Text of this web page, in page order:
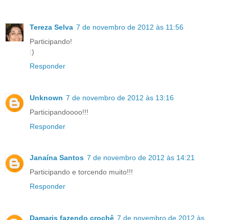
Tereza Selva 7 de novembro de 2012 às 11:56
Participando!
:)
Responder
Unknown 7 de novembro de 2012 às 13:16
Participandoooo!!!
Responder
Janaína Santos 7 de novembro de 2012 às 14:21
Participando e torcendo muito!!!
Responder
Damaris fazendo crochê 7 de novembro de 2012 às